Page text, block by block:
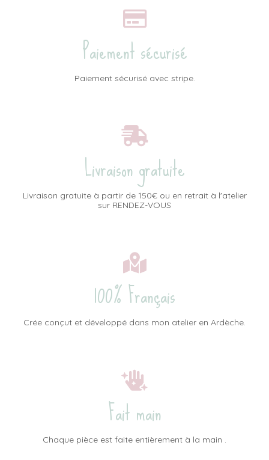
Paiement sécurisé
Paiement sécurisé avec stripe.
Livraison gratuite
Livraison gratuite à partir de 150€ ou en retrait à l'atelier
sur RENDEZ-VOUS
100% Français
Crée conçut et développé dans mon atelier en Ardèche.
Fait main
Chaque pièce est faite entièrement à la main .